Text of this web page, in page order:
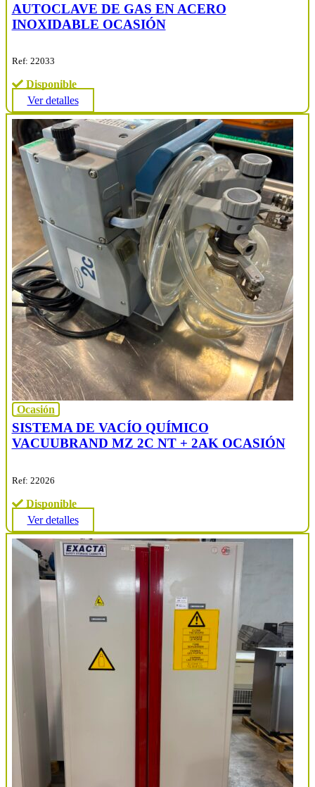
AUTOCLAVE DE GAS EN ACERO
INOXIDABLE OCASIÓN
Ref: 22033
Disponible
Ver detalles
Ocasión
SISTEMA DE VACÍO QUÍMICO
VACUUBRAND MZ 2C NT + 2AK OCASIÓN
Ref: 22026
Disponible
Ver detalles